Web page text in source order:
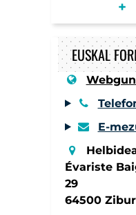
EUSKAL
E-
Évariste
29
64500